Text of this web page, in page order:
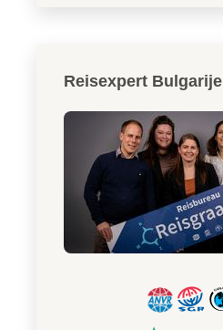
Reisexpert Bulgarije